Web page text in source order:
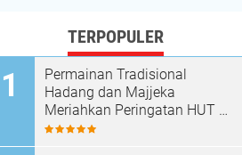
TERPOPULER
Permainan Tradisional
Hadang dan Majjeka
Meriahkan Peringatan HUT RI
di Sibulue